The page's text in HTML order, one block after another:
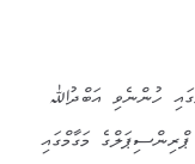
ހުންނެވި އަބްދުﷲ
މަގާމްގައި